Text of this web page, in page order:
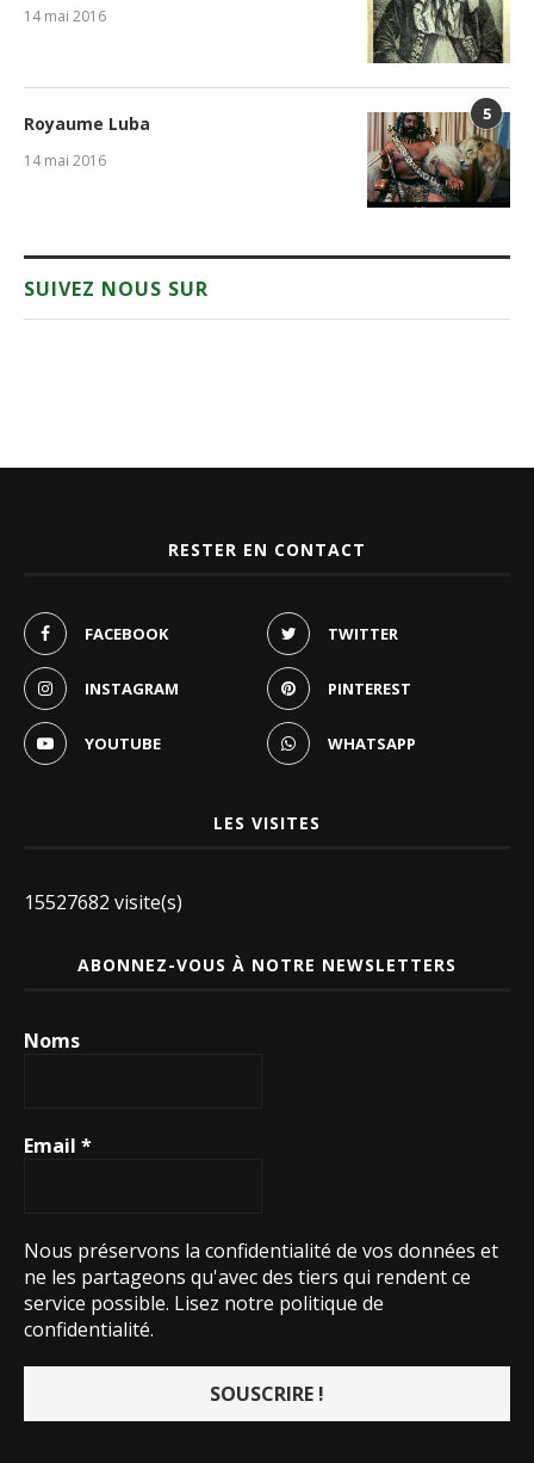
14 mai 2016
5
Royaume Luba
14 mai 2016
SUIVEZ NOUS SUR
RESTER EN CONTACT
FACEBOOK TWITTER
INSTAGRAM PINTEREST
YOUTUBE WHATSAPP
LES VISITES
15527682 visite(s)
ABONNEZ-VOUS À NOTRE NEWSLETTERS
Noms
Email *
Nous préservons la confidentialité de vos données et
ne les partageons qu'avec des tiers qui rendent ce
service possible. Lisez notre politique de
confidentialité.